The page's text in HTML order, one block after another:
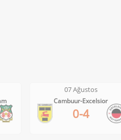
07 Ağustos
Cambuur-Excelsior